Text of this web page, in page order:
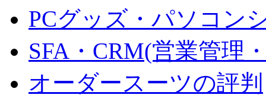
PCグッズ・パソコン
SFA・CRM(営業管理
オーダースーツの評判